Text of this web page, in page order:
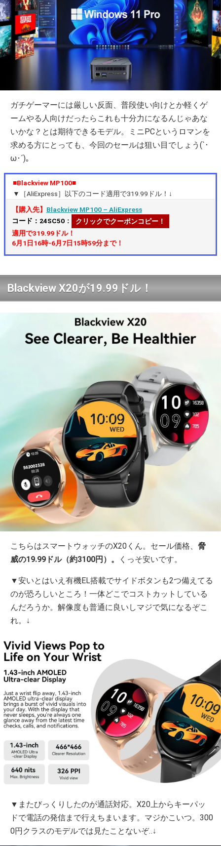
ガチゲーマーには厳しい反面、普段使い向けとか軽くゲ
ームやる人向けだったらこれも十分力になるんじゃあな
いかな？とは期待できるモデル。ミニPCというロマンを
求める方にとっても、今回のセールは狙い目でしょう(`･
ω･´)。
■Blackview MP100■
▼［AliExpress］以下のコード適用で319.99ドル！↓
【購入先】 Blackview MP100 – AliExpress
コード：24SC50：
クリックでクーポンコピー！
適用で319.99ドル！
6月1日16時-6月7日15時59分まで！
Blackview X20が19.99ドル！
こちらはスマートウォッチのX20くん。セール価格、脅
威の19.99ドル（約3100円）。
くっそ安いです。
▼安いとはいえ有機EL搭載でサイドボタンも2つ備えてる
のが恐ろしいところ！一体どこでコストカットしている
んだろうか。解像度も普通に良いしマジで気になるぞこ
れ。↓
▼またびっくりしたのが通話対応。X20上からキーパッ
ドで電話の発信まで行えちまいます。マジかこいつ。300
0円クラスのモデルでは見たことないぞ‥↓